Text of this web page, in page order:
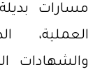
مسارات
العملية،
والشهادات